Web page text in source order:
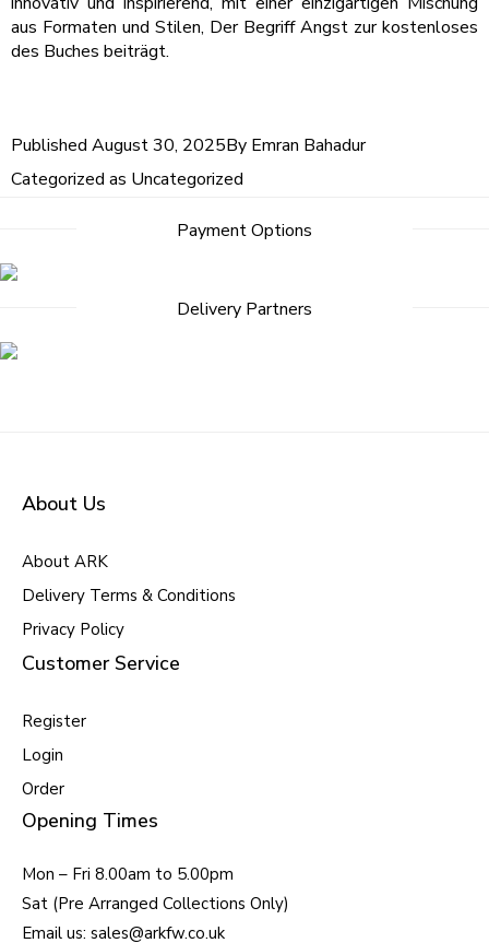
aus Formaten und Stilen, Der Begriff Angst zur kostenloses
des Buches beiträgt.
Published August 30, 2025By Emran Bahadur
Categorized as Uncategorized
Payment Options
Delivery Partners
About Us
About ARK
Delivery Terms & Conditions
Privacy Policy
Customer Service
Register
Login
Order
Opening Times
Mon – Fri 8.00am to 5.00pm
Sat (Pre Arranged Collections Only)
Email us: sales@arkfw.co.uk